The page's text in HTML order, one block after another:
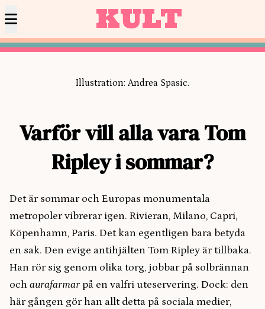
KULT
Illustration: Andrea Spasic.
Varför vill alla vara Tom
Ripley i sommar?
Det är sommar och Europas monumentala
metropoler vibrerar igen. Rivieran, Milano, Capri,
Köpenhamn, Paris. Det kan egentligen bara betyda
en sak. Den evige antihjälten Tom Ripley är tillbaka.
Han rör sig genom olika torg, jobbar på solbrännan
och aurafarmar på en valfri uteservering. Dock: den
här gången gör han allt detta på sociala medier,